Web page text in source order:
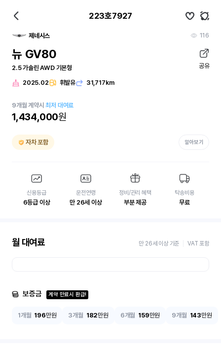
223호7927
제네시스 116
뉴 GV80
2.5 가솔린 AWD 기본형 공유
2025.02 휘발유 31,717km
9개월 계약시최저 대여료
1,434,000원
자차 포함 알아보기
신용등급
6등급 이상
운전연령
만 26세 이상
정비/관리 혜택
부분 제공
탁송비용
무료
월 대여료 만 26세 이상 기준 VAT 포함
보증금 계약 만료시 환급!
1개월 196만원 3개월 182만원 6개월 159만원 9개월 143만원